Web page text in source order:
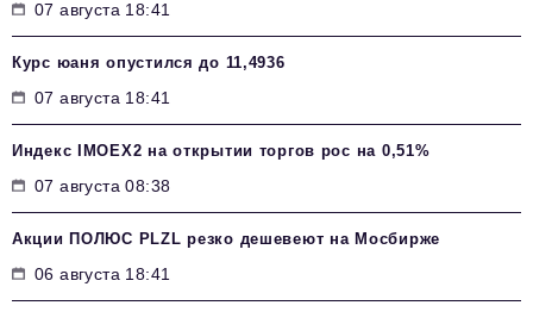
07 августа 18:41
Курс юаня опустился до 11,4936
07 августа 18:41
Индекс IMOEX2 на открытии торгов рос на 0,51%
07 августа 08:38
Акции ПОЛЮС PLZL резко дешевеют на Мосбирже
06 августа 18:41